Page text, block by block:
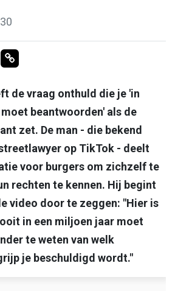
Whatsapp
via Mail
Delen via link
de vraag onthuld die je 'in
beantwoorden' als de
zet. De man - die bekend
op TikTok - deelt
voor burgers om zichzelf te
rechten te kennen. Hij begint
video door te zeggen: "Hier is
in een miljoen jaar moet
te weten van welk
je beschuldigd wordt."